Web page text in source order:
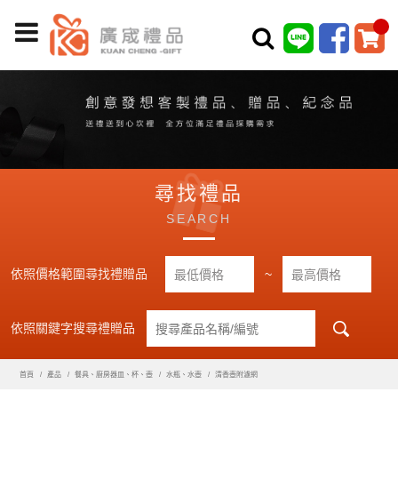
尋找禮品
SEARCH
依照價格範圍尋找禮贈品 ~
依照關鍵字搜尋禮贈品
首頁 產品 餐具、廚房器皿、杯、壺 水瓶、水壺 清香壺附濾網